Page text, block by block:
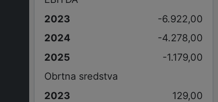
-6.922,00
-4.278,00
-1.179,00
Obrtna sredstva
129,00